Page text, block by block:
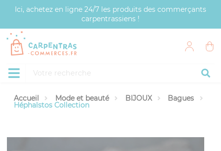
Ici, achetez en ligne 24/7 les produits des commerçants
carpentrassiens !
Accueil Mode et beauté BIJOUX Bagues
Héphaïstos Collection
Panneau de gestion des cookies